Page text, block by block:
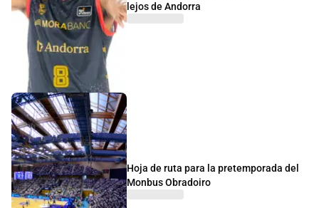
lejos de Andorra
Hoja de ruta para la pretemporada del
Monbus Obradoiro